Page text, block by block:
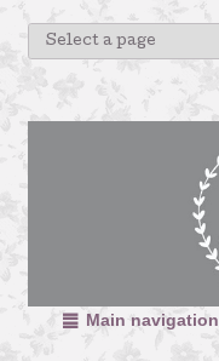
Main navigation